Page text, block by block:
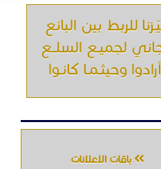
للربط بين البائع
لجميـع السلــع
وحيثـمـا كانـوا
باقات الإعلانات